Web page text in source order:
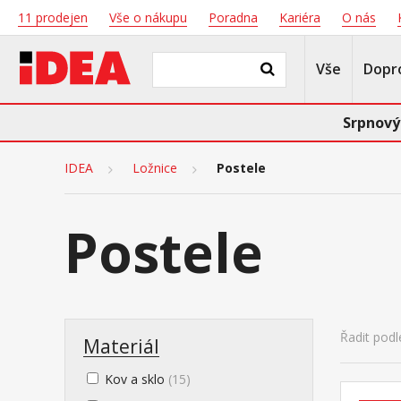
11 prodejen Vše o nákupu Poradna Kariéra O nás
Vše
IDEA Ložnice Postele
Postele
Řadit
Materiál
Kov a sklo (15)